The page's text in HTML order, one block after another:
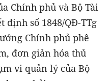
Chính phủ và Bộ Tài
số 1848/QĐ-TTg
Chính phủ phê
đơn giản hóa thủ
vi quản lý của Bộ